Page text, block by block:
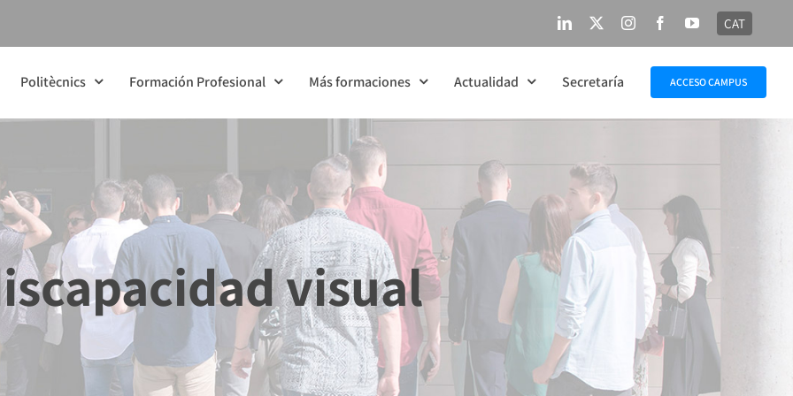
LinkedIn InstagramFacebookYouTube
CAT
Politècnics Formación Profesional Más formaciones Actualidad Secretaría ACCESO CAMPUS
visual